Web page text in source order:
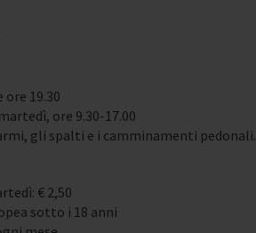
19.30
ore 9.30-17.00
gli spalti e i camminamenti pedonali.
€ 2,50
sotto i 18 anni